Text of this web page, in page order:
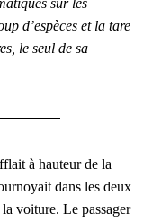
d’espèces et la tare
le seul de sa
à hauteur de la
dans les deux
voiture. Le passager